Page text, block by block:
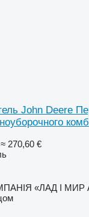
John Deere
≈ 270,60 €
«ЛАД І МИР